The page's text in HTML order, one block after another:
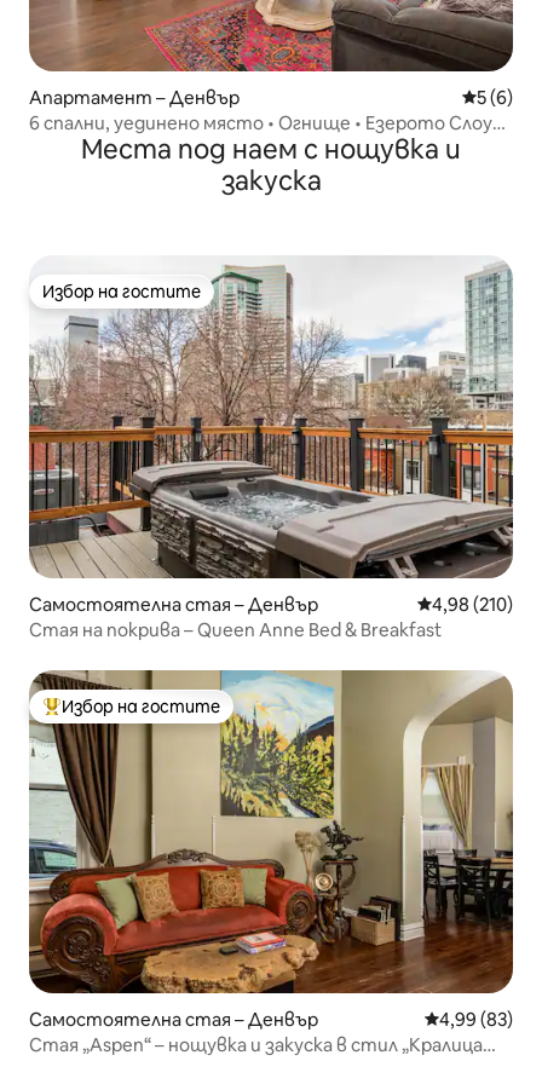
Апартамент – Денвър Средна
5 (6)
6 спални, уединено място • Огнище • Езерото Слоун
• Близо до центъра
Места под наем с нощувка и
закуска
Избор на гостите
Избор на гостите
Самостоятелна стая – Денвър Средна
4,98 (210)
Стая на покрива – Queen Anne Bed & Breakfast
Най-популярен избор на гостите
Избор на гостите
Самостоятелна стая – Денвър Средна
4,99 (83)
Стая „Aspen“ – нощувка и закуска в стил „Кралица